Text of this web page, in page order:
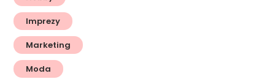
Imprezy
Marketing
Moda